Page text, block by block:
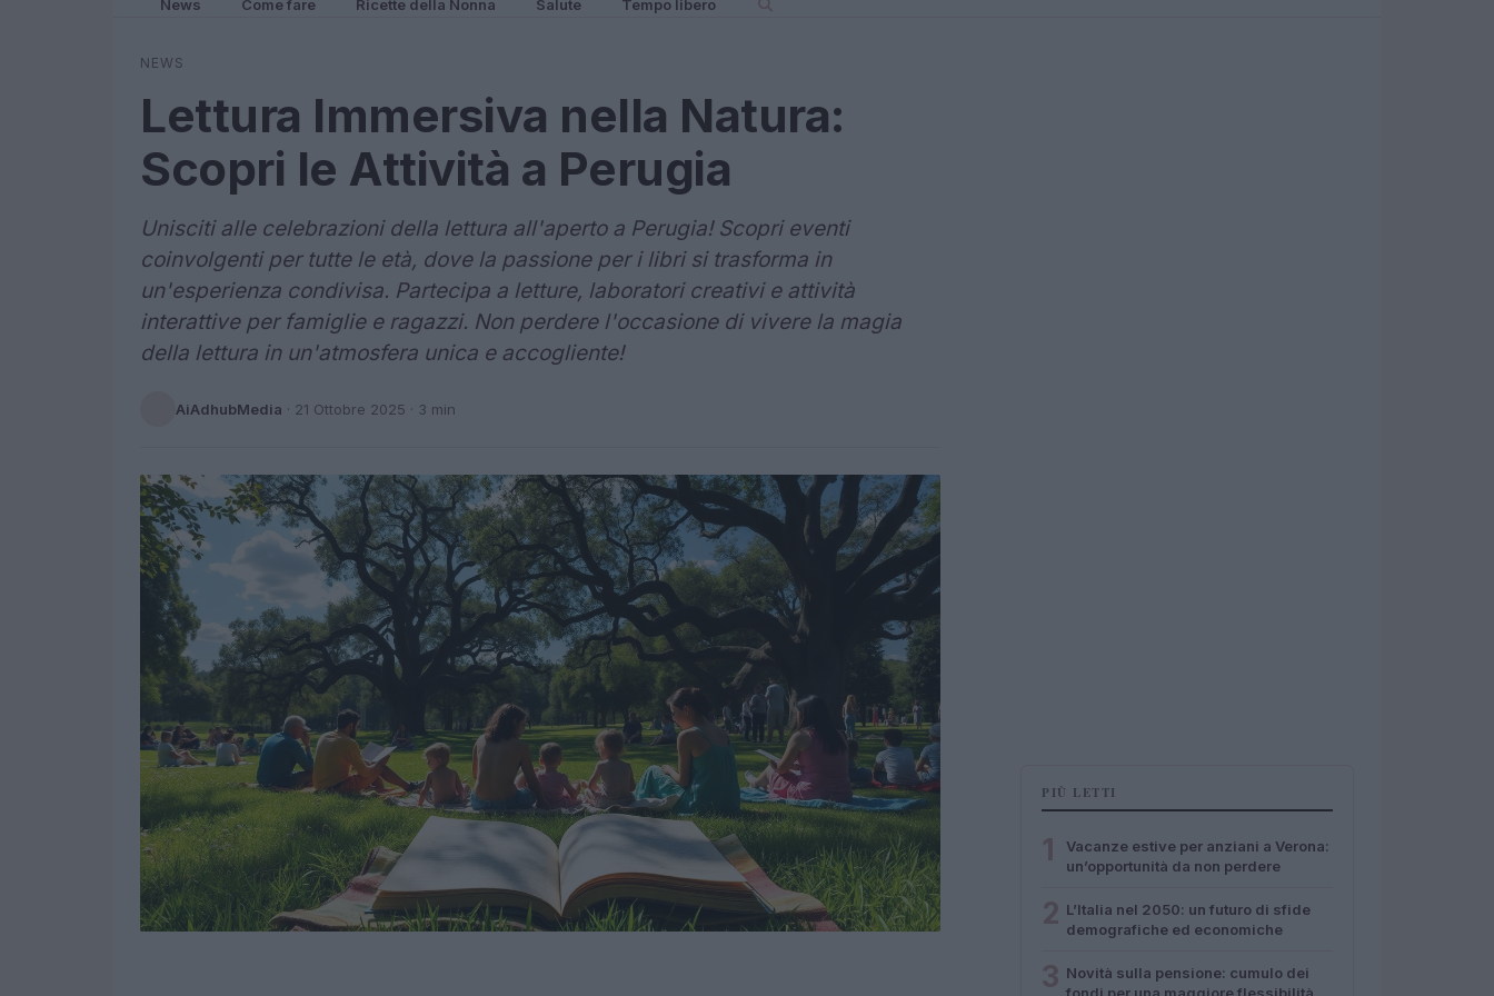
News Come fare Ricette della Nonna Salute Tempo libero
NEWS
Lettura Immersiva nella Natura:
Scopri le Attività a Perugia
Unisciti alle celebrazioni della lettura all'aperto a Perugia! Scopri eventi
coinvolgenti per tutte le età, dove la passione per i libri si trasforma in
un'esperienza condivisa. Partecipa a letture, laboratori creativi e attività
interattive per famiglie e ragazzi. Non perdere l'occasione di vivere la magia
della lettura in un'atmosfera unica e accogliente!
AiAdhubMedia · 21 Ottobre 2025 · 3 min
PIÙ LETTI
Vacanze estive per anziani a Verona:
un’opportunità da non perdere
L’Italia nel 2050: un futuro di sfide
demografiche ed economiche
Novità sulla pensione: cumulo dei